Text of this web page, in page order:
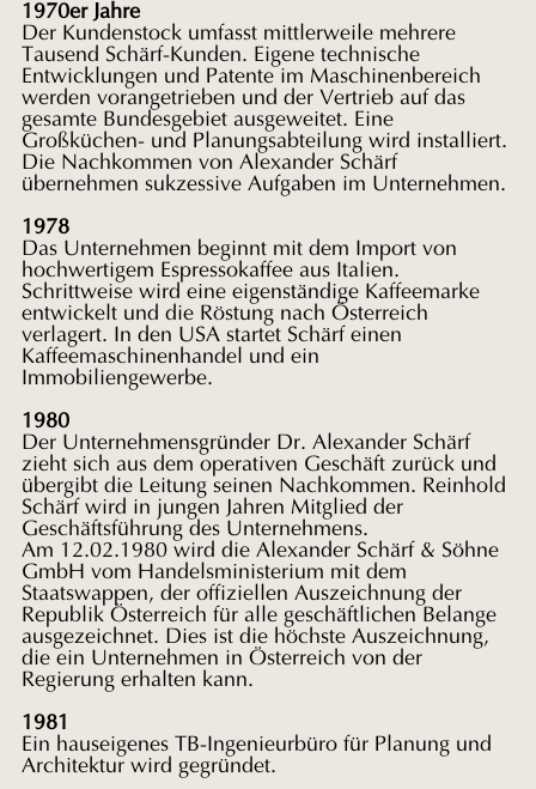
1970er Jahre
Der Kundenstock umfasst mittlerweile mehrere
Tausend Schärf-Kunden. Eigene technische
Entwicklungen und Patente im Maschinenbereich
werden vorangetrieben und der Vertrieb auf das
gesamte Bundesgebiet ausgeweitet. Eine
Großküchen- und Planungsabteilung wird installiert.
Die Nachkommen von Alexander Schärf
übernehmen sukzessive Aufgaben im Unternehmen.
1978
Das Unternehmen beginnt mit dem Import von
hochwertigem Espressokaffee aus Italien.
Schrittweise wird eine eigenständige Kaffeemarke
entwickelt und die Röstung nach Österreich
verlagert. In den USA startet Schärf einen
Kaffeemaschinenhandel und ein
Immobiliengewerbe.
1980
DerUnternehmensgründer Dr. Alexander Schärf
zieht sich aus dem operativen Geschäft zurück und
übergibt die Leitung seinen Nachkommen. Reinhold
Schärf wird in jungen Jahren Mitglied der
Geschäftsführung des Unternehmens.
Am 12.02.1980 wird die Alexander Schärf & Söhne
GmbH vom Handelsministerium mit dem
Staatswappen, der offiziellen Auszeichnung der
Republik Österreich für alle geschäftlichen Belange
ausgezeichnet. Dies ist die höchste Auszeichnung,
die ein Unternehmen in Österreich von der
Regierung erhalten kann.
1981
Ein hauseigenes TB-Ingenieurbüro für Planung und
Architektur wird gegründet.